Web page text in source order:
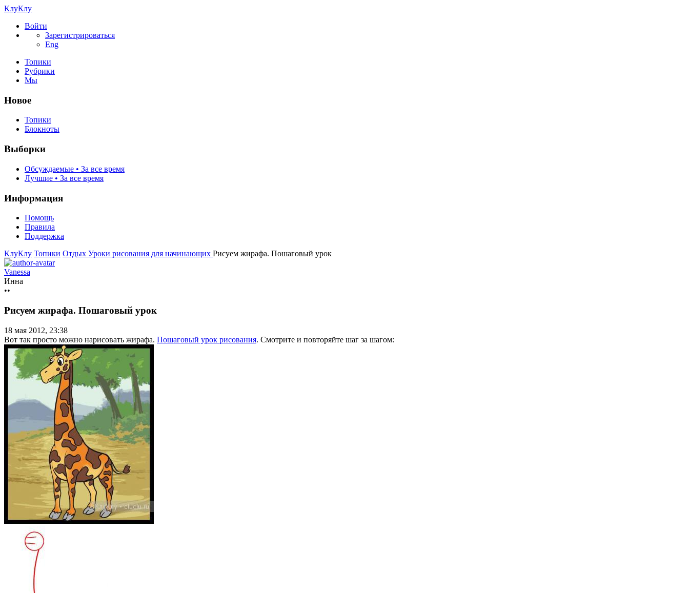
КлуКлу
Войти
Зарегистрироваться
Eng
Топики
Рубрики
Мы
Новое
Топики
Блокноты
Выборки
Обсуждаемые • За все время
Лучшие • За все время
Информация
Помощь
Правила
Поддержка
КлуКлу Топики Отдых Уроки рисования для начинающих Рисуем жирафа. Пошаговый урок
Vanessa
Инна
••
Рисуем жирафа. Пошаговый урок
18 мая 2012, 23:38
Вот так просто можно нарисовать жирафа. Пошаговый урок рисования. Смотрите и повторяйте шаг за шагом: